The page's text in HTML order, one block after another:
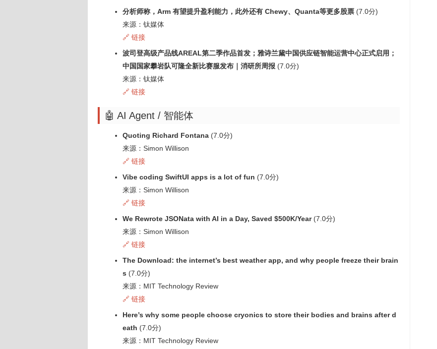
分析师称，Arm 有望提升盈利能力，此外还有 Chewy、Quanta等更多股票 (7.0分)
来源：钛媒体
🔗 链接
波司登高级产品线AREAL第二季作品首发；雅诗兰黛中国供应链智能运营中心正式启用；
中国国家攀岩队可隆全新比赛服发布｜消研所周报 (7.0分)
来源：钛媒体
🔗 链接
🤖 AI Agent / 智能体
Quoting Richard Fontana (7.0分)
来源：Simon Willison
🔗 链接
Vibe coding SwiftUI apps is a lot of fun (7.0分)
来源：Simon Willison
🔗 链接
We Rewrote JSONata with AI in a Day, Saved $500K/Year(7.0分)
来源：Simon Willison
🔗 链接
The Download: the internet’s best weather app, and why people freeze their brain
s (7.0分)
来源：MIT Technology Review
🔗 链接
Here’s why some people choose cryonics to store their bodies and brains after d
eath (7.0分)
来源：MIT Technology Review